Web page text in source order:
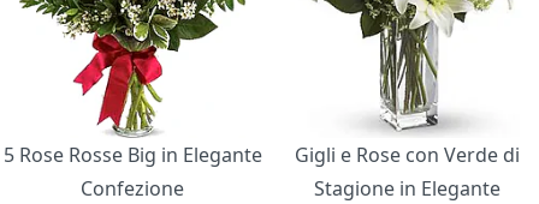
5 Rose Rosse Big in Elegante
Confezione
Gigli e Rose con Verde di
Stagione in Elegante